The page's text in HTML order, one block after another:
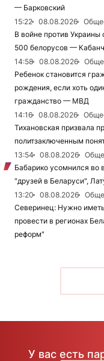
— Барковский
15:22
08.08.2026
В войне против
500 белорусов —
14:58
08.08.2026
Ребенок становится
рождения, если хоть
гражданство — МВД
14:16
08.08.2026
Тихановская призвала
политзаключенным
13:54
08.08.2026
Бабарико усомнился во
"друзей в Беларуси",
13:20
08.08.2026
Северинец: Нужно
провести в регионах
реформ"
У вас есть